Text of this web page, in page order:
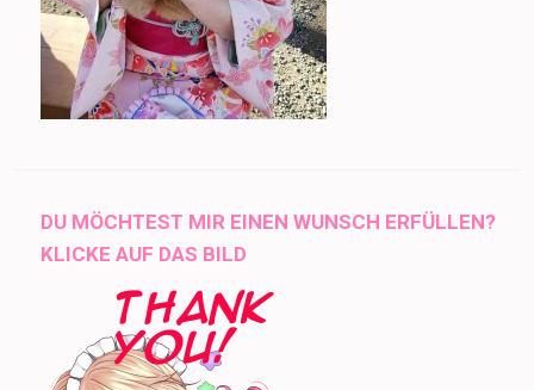
DU MÖCHTEST MIR EINEN WUNSCH ERFÜLLEN?
KLICKE AUF DAS BILD